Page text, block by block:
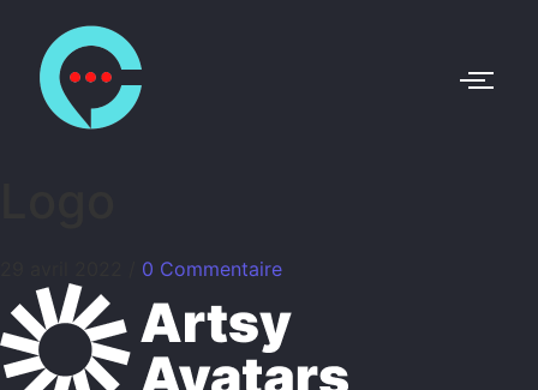
0 Commentaire